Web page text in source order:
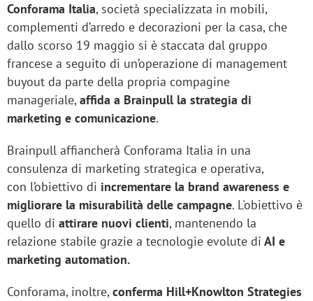
Conforama Italia, società specializzata in mobili,
complementi d’arredo e decorazioni per la casa, che
dallo scorso 19 maggio si è staccata dal gruppo
francese a seguito di un’operazione di management
buyout da parte della propria compagine
manageriale,affida a Brainpull la strategia di
marketing e comunicazione.
Brainpull affiancherà Conforama Italia in una
consulenza di marketing strategica e operativa,
con l’obiettivo di incrementare la brand awareness e
migliorare la misurabilità delle campagne. L'obiettivo è
quello di attirare nuovi clienti, mantenendo la
relazione stabile grazie a tecnologie evolute di AI e
marketing automation.
Conforama, inoltre,conferma Hill+Knowlton Strategies